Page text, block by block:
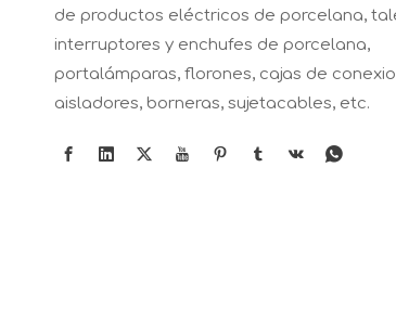
de productos eléctricos de porcelana,
interruptores y enchufes de porcelana,
portalámparas, florones, cajas de
aisladores, borneras, sujetacables, etc.